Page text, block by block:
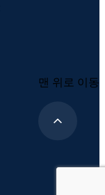
맨 위로 이동